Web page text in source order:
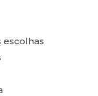
escolhas